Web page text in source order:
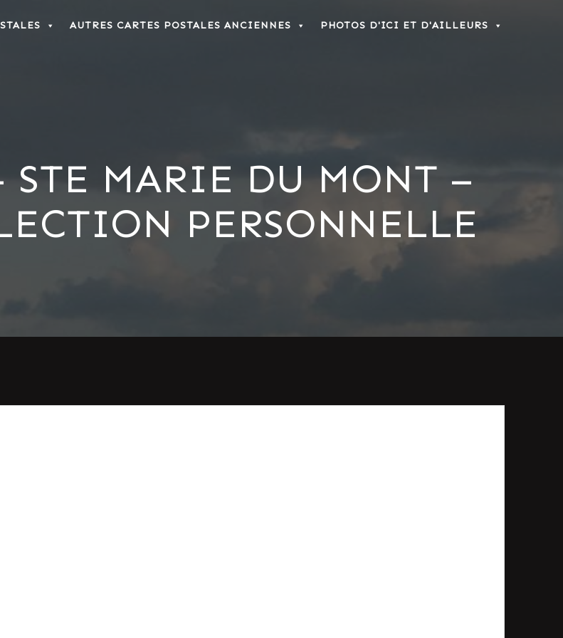
AUTRES CARTES POSTALES ANCIENNES PHOTOS D'ICI ET D'AILLEURS
STE MARIE DU MONT –
PERSONNELLE